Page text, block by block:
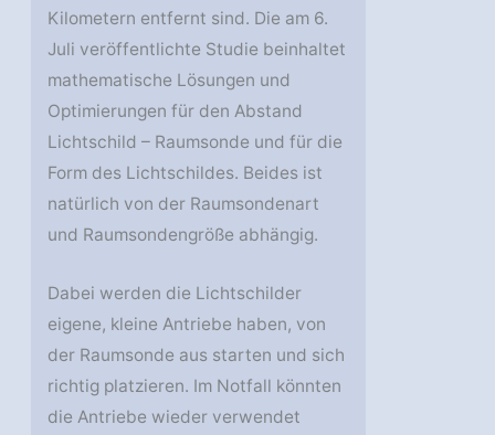
Kilometern entfernt sind. Die am 6.
Juli veröffentlichte Studie beinhaltet
mathematische Lösungen und
Optimierungen für den Abstand
Lichtschild – Raumsonde und für die
Form des Lichtschildes. Beides ist
natürlich von der Raumsondenart
und Raumsondengröße abhängig.
Dabei werden die Lichtschilder
eigene, kleine Antriebe haben, von
der Raumsonde aus starten und sich
richtig platzieren. Im Notfall könnten
die Antriebe wieder verwendet